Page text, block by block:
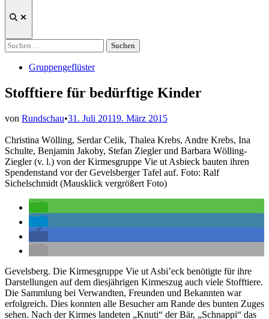
Suche
Suchen
nach:
Veröffentlicht
Gruppengeflüster
Stofftiere für bedürftige Kinder
von Rundschau•31. Juli 20119. März 2015
Christina Wölling, Serdar Celik, Thalea Krebs, Andre Krebs, Ina
Schulte, Benjamin Jakoby, Stefan Ziegler und Barbara Wölling-
Ziegler (v. l.) von der Kirmesgruppe Vie ut Asbieck bauten ihren
Spendenstand vor der Gevelsberger Tafel auf. Foto: Ralf
Sichelschmidt (Mausklick vergrößert Foto)
Gevelsberg. Die Kirmesgruppe Vie ut Asbi’eck benötigte für ihre
Darstellungen auf dem diesjährigen Kirmeszug auch viele Stofftiere.
Die Sammlung bei Verwandten, Freunden und Bekannten war
erfolgreich. Dies konnten alle Besucher am Rande des bunten Zuges
sehen. Nach der Kirmes landeten „Knuti“ der Bär, „Schnappi“ das